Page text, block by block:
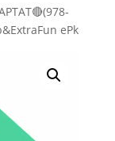
ePk